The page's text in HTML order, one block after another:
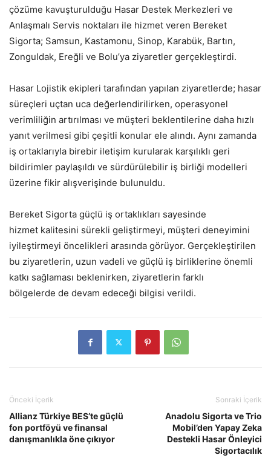
çözüme kavuşturulduğu Hasar Destek Merkezleri ve
Anlaşmalı Servis noktaları ile hizmet veren Bereket
Sigorta; Samsun, Kastamonu, Sinop, Karabük, Bartın,
Zonguldak, Ereğli ve Bolu’ya ziyaretler gerçekleştirdi.
Hasar Lojistik ekipleri tarafından yapılan ziyaretlerde; hasar
süreçleri uçtan uca değerlendirilirken, operasyonel
verimliliğin artırılması ve müşteri beklentilerine daha hızlı
yanıt verilmesi gibi çeşitli konular ele alındı. Aynı zamanda
iş ortaklarıyla birebir iletişim kurularak karşılıklı geri
bildirimler paylaşıldı ve sürdürülebilir iş birliği modelleri
üzerine fikir alışverişinde bulunuldu.
Bereket Sigorta güçlü iş ortaklıkları sayesinde
hizmet kalitesini sürekli geliştirmeyi, müşteri deneyimini
iyileştirmeyi öncelikleri arasında görüyor. Gerçekleştirilen
bu ziyaretlerin, uzun vadeli ve güçlü iş birliklerine önemli
katkı sağlaması beklenirken, ziyaretlerin farklı
bölgelerde de devam edeceği bilgisi verildi.
Önceki İçerik
Allianz Türkiye BES’te güçlü
fon portföyü ve finansal
danışmanlıkla öne çıkıyor
Sonraki İçerik
Anadolu Sigorta ve Trio
Mobil’den Yapay Zeka
Destekli Hasar Önleyici
Sigortacılık